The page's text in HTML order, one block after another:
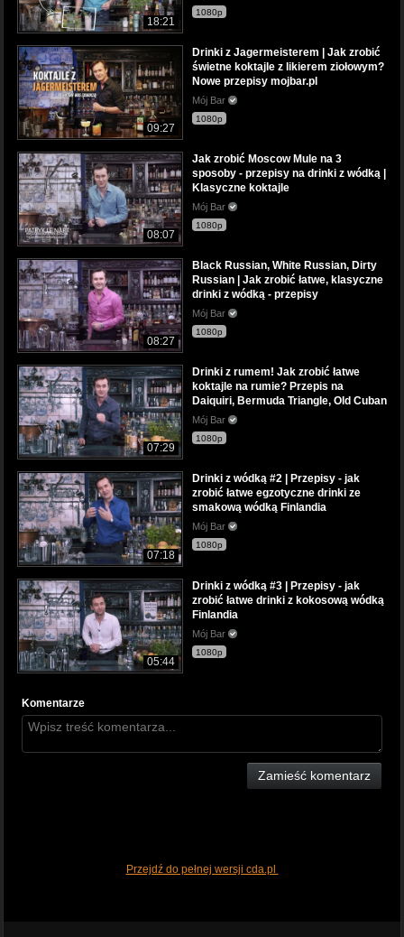
18:21
1080p
09:27
Drinki z Jagermeisterem | Jak zrobić
świetne koktajle z likierem ziołowym?
Nowe przepisy mojbar.pl
Mój Bar
1080p
08:07
Jak zrobić Moscow Mule na 3
sposoby - przepisy na drinki z wódką |
Klasyczne koktajle
Mój Bar
1080p
08:27
Black Russian, White Russian, Dirty
Russian | Jak zrobić łatwe, klasyczne
drinki z wódką - przepisy
Mój Bar
1080p
07:29
Drinki z rumem! Jak zrobić łatwe
koktajle na rumie? Przepis na
Daiquiri, Bermuda Triangle, Old Cuban
Mój Bar
1080p
07:18
Drinki z wódką #2 | Przepisy - jak
zrobić łatwe egzotyczne drinki ze
smakową wódką Finlandia
Mój Bar
1080p
05:44
Drinki z wódką #3 | Przepisy - jak
zrobić łatwe drinki z kokosową wódką
Finlandia
Mój Bar
1080p
Komentarze
Zamieść komentarz
Przejdź do pełnej wersji cda.pl